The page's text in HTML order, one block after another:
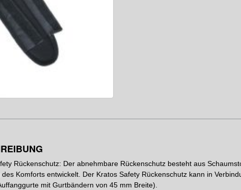
Rückenschutz: Der abnehmbare Rückenschutz besteht aus
des Komforts entwickelt. Der Kratos Safety Rückenschutz kann in
mit Gurtbändern von 45 mm Breite).